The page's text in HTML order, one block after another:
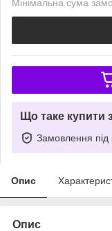
Мінімальна сума
Що таке купити
Замовлення під
Опис
Опис